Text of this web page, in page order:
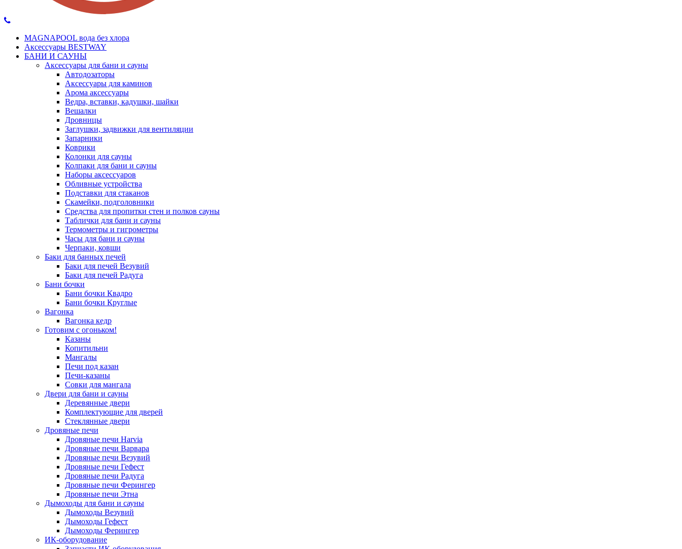
MAGNAPOOL вода без хлора
Аксессуары BESTWAY
БАНИ И САУНЫ
Аксессуары для бани и сауны
Автодозаторы
Аксессуары для каминов
Арома аксессуары
Ведра, вставки, кадушки, шайки
Вешалки
Дровницы
Заглушки, задвижки для вентиляции
Запарники
Коврики
Колонки для сауны
Колпаки для бани и сауны
Наборы аксессуаров
Обливные устройства
Подставки для стаканов
Скамейки, подголовники
Средства для пропитки стен и полков сауны
Таблички для бани и сауны
Термометры и гигрометры
Часы для бани и сауны
Черпаки, ковши
Баки для банных печей
Баки для печей Везувий
Баки для печей Радуга
Бани бочки
Бани бочки Квадро
Бани бочки Круглые
Вагонка
Вагонка кедр
Готовим с огоньком!
Казаны
Копитильни
Мангалы
Печи под казан
Печи-казаны
Совки для мангала
Двери для бани и сауны
Деревянные двери
Комплектующие для дверей
Стеклянные двери
Дровяные печи
Дровяные печи Harvia
Дровяные печи Варвара
Дровяные печи Везувий
Дровяные печи Гефест
Дровяные печи Радуга
Дровяные печи Ферингер
Дровяные печи Этна
Дымоходы для бани и сауны
Дымоходы Везувий
Дымоходы Гефест
Дымоходы Ферингер
ИК-оборудование